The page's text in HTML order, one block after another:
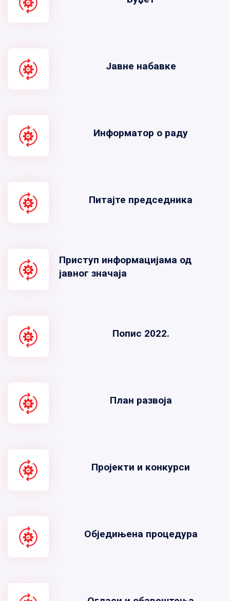
Јавне набавке
Информатор о раду
Питајте председника
Приступ информацијама од
јавног значаја
Попис 2022.
План развоја
Пројекти и конкурси
Обједињена процедура